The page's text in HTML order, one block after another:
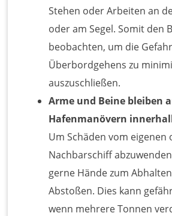
Stehen oder Arbeiten an
oder am Segel. Somit den
beobachten, um die
Überbordgehens zu
auszuschließen.
Arme und Beine bleiben
Hafenmanövern
Um Schäden vom eigenen
Nachbarschiff
gerne Hände zum
Abstoßen. Dies kann
wenn mehrere Tonnen